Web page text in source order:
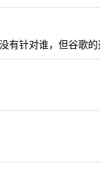
有针对谁，但谷歌